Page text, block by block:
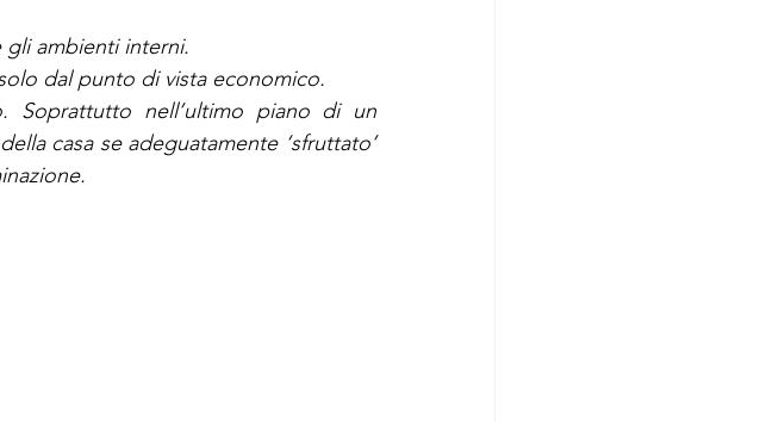
gli ambienti interni.
dal punto di vista economico.
Soprattutto nell’ultimo piano di un
casa se adeguatamente ‘sfruttato’